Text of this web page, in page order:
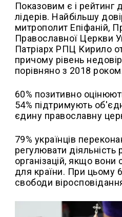
Показовим є і рейтинг
лідерів. Найбільшу
митрополит Епіфаній,
Православної Церкви
Патріарх РПЦ Кирило
причому рівень
порівняно з 2018
60% позитивно
54% підтримують
єдину православну
79% українців
регулювати діяльність
організацій, якщо вони
для країни. При цьому
свободи